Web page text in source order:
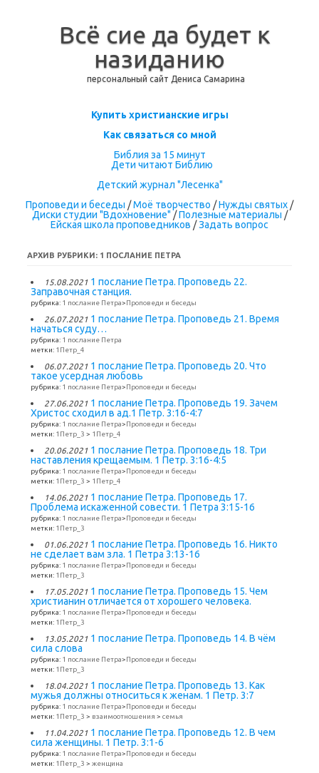
Всё сие да будет к
назиданию
персональный сайт Дениса Самарина
Перейти к содержимому
Купить христианские игры
Как связаться со мной
Библия за 15 минут
Дети читают Библию
Детский журнал "Лесенка"
Проповеди и беседы /Моё творчество /Нужды святых /
Диски студии "Вдохновение" /Полезные материалы /
Ейская школа проповедников /Задать вопрос
АРХИВ РУБРИКИ: 1 ПОСЛАНИЕ ПЕТРА
15.08.2021 1 послание Петра. Проповедь 22.
Заправочная станция.
рубрика: 1 послание Петра>Проповеди и беседы
26.07.2021 1 послание Петра. Проповедь 21. Время
начаться суду…
рубрика: 1 послание Петра
метки: 1Петр_4
06.07.2021 1 послание Петра. Проповедь 20. Что
такое усердная любовь
рубрика: 1 послание Петра>Проповеди и беседы
27.06.2021 1 послание Петра. Проповедь 19. Зачем
Христос сходил в ад.1 Петр. 3:16-4:7
рубрика: 1 послание Петра>Проповеди и беседы
метки: 1Петр_3 > 1Петр_4
20.06.2021 1 послание Петра. Проповедь 18. Три
наставления крещаемым. 1 Петр. 3:16-4:5
рубрика: 1 послание Петра>Проповеди и беседы
метки: 1Петр_3 > 1Петр_4
14.06.2021 1 послание Петра. Проповедь 17.
Проблема искаженной совести. 1 Петра 3:15-16
рубрика: 1 послание Петра>Проповеди и беседы
метки: 1Петр_3
01.06.2021 1 послание Петра. Проповедь 16. Никто
не сделает вам зла. 1 Петра 3:13-16
рубрика: 1 послание Петра>Проповеди и беседы
метки: 1Петр_3
17.05.2021 1 послание Петра. Проповедь 15. Чем
христианин отличается от хорошего человека.
рубрика: 1 послание Петра>Проповеди и беседы
метки: 1Петр_3
13.05.2021 1 послание Петра. Проповедь 14. В чём
сила слова
рубрика: 1 послание Петра>Проповеди и беседы
метки: 1Петр_3
18.04.2021 1 послание Петра. Проповедь 13. Как
мужья должны относиться к женам. 1 Петр. 3:7
рубрика: 1 послание Петра>Проповеди и беседы
метки: 1Петр_3 > взаимоотношения > семья
11.04.2021 1 послание Петра. Проповедь 12. В чем
сила женщины. 1 Петр. 3:1-6
рубрика: 1 послание Петра>Проповеди и беседы
метки: 1Петр_3 > женщина